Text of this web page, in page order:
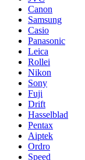
Canon
Samsung
Casio
Panasonic
Leica
Rollei
Nikon
Sony
Fuji
Drift
Hasselblad
Pentax
Aiptek
Ordro
Speed